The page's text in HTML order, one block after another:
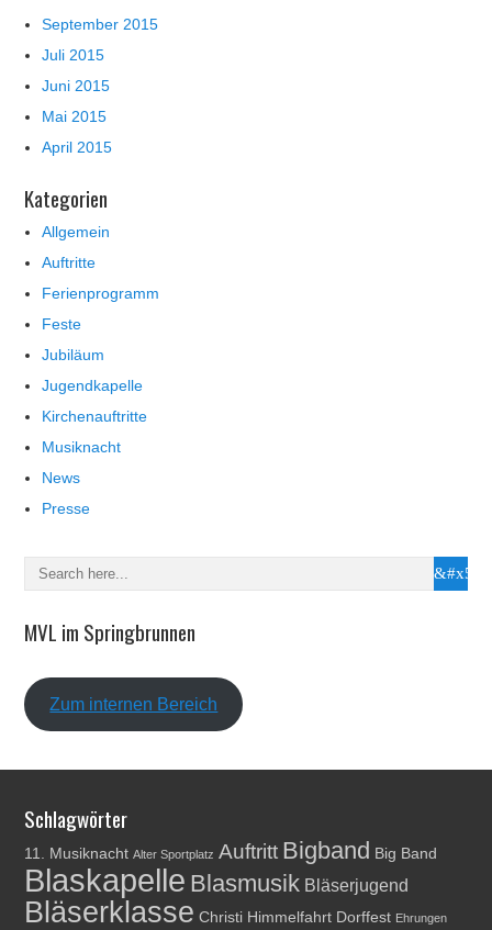
September 2015
Juli 2015
Juni 2015
Mai 2015
April 2015
Kategorien
Allgemein
Auftritte
Ferienprogramm
Feste
Jubiläum
Jugendkapelle
Kirchenauftritte
Musiknacht
News
Presse
MVL im Springbrunnen
Zum internen Bereich
Schlagwörter
11. Musiknacht Alter Sportplatz Auftritt Bigband Big Band
Blaskapelle Blasmusik Bläserjugend
Bläserklasse Christi Himmelfahrt Dorffest Ehrungen